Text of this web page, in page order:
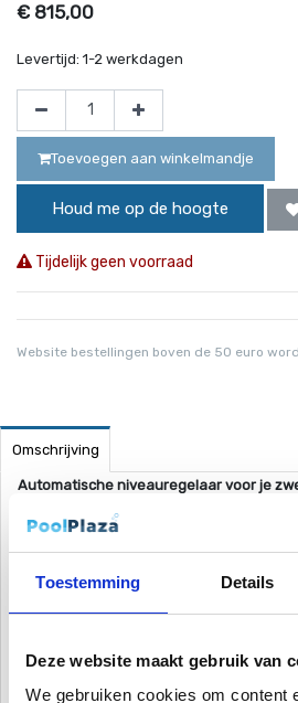
Toestemming Details
Deze website maakt gebruik van
We gebruiken cookies om content
€ 815,00
Levertijd: 1-2 werkdagen
Toevoegen aan winkelmandje
Houd me op de hoogte
Tijdelijk geen voorraad
Website bestellingen boven de 50 euro
Omschrijving
Automatische niveauregelaar voor je
In de warme zomerdagen zul je vast
soms sneller zakt dan je verwacht.
Wat is een niveauregelaar?
zwembad automatisch gevuld word met
de waterstand in je zwembad te laag is.